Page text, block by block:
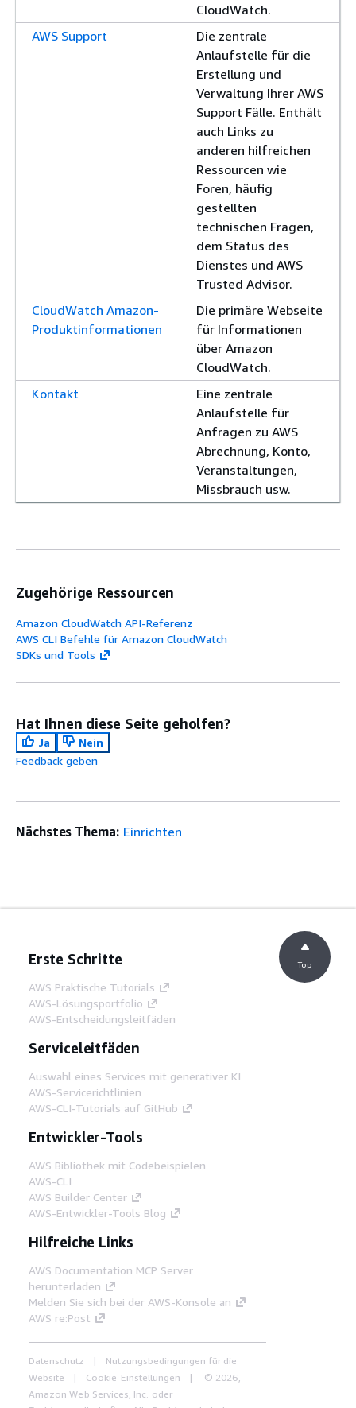
CloudWatch.
AWS Support
Die zentrale
Anlaufstelle für die
Erstellung und
Verwaltung Ihrer AWS
Support Fälle. Enthält
auch Links zu
anderen hilfreichen
Ressourcen wie
Foren, häufig
gestellten
technischen Fragen,
dem Status des
Dienstes und AWS
Trusted Advisor.
CloudWatch Amazon-
Produktinformationen
Die primäre Webseite
für Informationen
über Amazon
CloudWatch.
Kontakt
Eine zentrale
Anlaufstelle für
Anfragen zu AWS
Abrechnung, Konto,
Veranstaltungen,
Missbrauch usw.
Zugehörige Ressourcen
Amazon CloudWatch API-Referenz
AWS CLI Befehle für Amazon CloudWatch
SDKs und Tools
Hat Ihnen diese Seite geholfen?
Ja
Nein
Feedback geben
Nächstes Thema: Einrichten
Erste Schritte
AWS Praktische Tutorials
AWS-Lösungsportfolio
AWS-Entscheidungsleitfäden
Serviceleitfäden
Auswahl eines Services mit generativer KI
AWS-Servicerichtlinien
AWS-CLI-Tutorials auf GitHub
Entwickler-Tools
AWS Bibliothek mit Codebeispielen
AWS-CLI
AWS Builder Center
AWS-Entwickler-Tools Blog
Hilfreiche Links
AWS Documentation MCP Server
herunterladen
Melden Sie sich bei der AWS-Konsole an
AWS re:Post
Datenschutz
Nutzungsbedingungen für die
Website
Cookie-Einstellungen
© 2026,
Amazon Web Services, Inc. oder
Top